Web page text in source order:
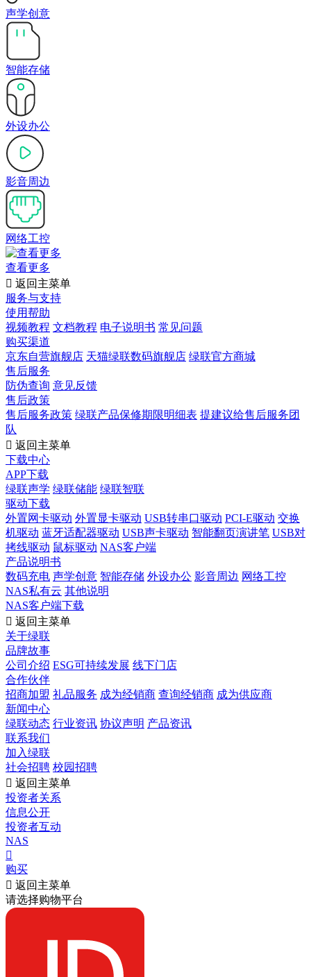
声学创意
智能存储
外设办公
影音周边
网络工控
查看更多
 返回主菜单
服务与支持
使用帮助
视频教程 文档教程 电子说明书 常见问题
购买渠道
京东自营旗舰店 天猫绿联数码旗舰店 绿联官方商城
售后服务
防伪查询 意见反馈
售后政策
售后服务政策 绿联产品保修期限明细表 提建议给售后服务团
队
 返回主菜单
下载中心
APP下载
绿联声学 绿联储能 绿联智联
驱动下载
外置网卡驱动 外置显卡驱动 USB转串口驱动 PCI-E驱动 交换
机驱动 蓝牙适配器驱动 USB声卡驱动 智能翻页演讲笔 USB对
拷线驱动 鼠标驱动 NAS客户端
产品说明书
数码充电 声学创意 智能存储 外设办公 影音周边 网络工控
NAS私有云 其他说明
NAS客户端下载
 返回主菜单
关于绿联
品牌故事
公司介绍 ESG可持续发展 线下门店
合作伙伴
招商加盟 礼品服务 成为经销商 查询经销商 成为供应商
新闻中心
绿联动态 行业资讯 协议声明 产品资讯
联系我们
加入绿联
社会招聘 校园招聘
 返回主菜单
投资者关系
信息公开
投资者互动
NAS

购买
 返回主菜单
请选择购物平台